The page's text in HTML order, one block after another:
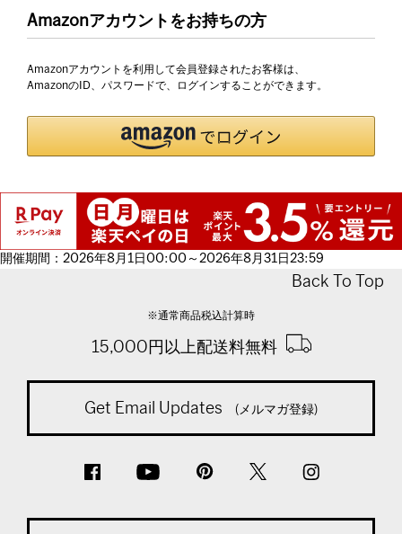
Amazonアカウントをお持ちの方
Amazonアカウントを利用して会員登録されたお客様は、
AmazonのID、パスワードで、ログインすることができます。
開催期間：2026年8月1日00:00～2026年8月31日23:59
Back To Top
※通常商品税込計算時
15,000円以上配送料無料
Get Email Updates (メルマガ登録)